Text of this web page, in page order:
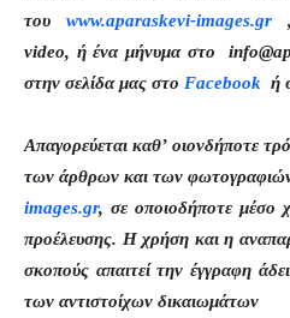
του www.aparaskevi-images.gr ,
video, ή ένα μήνυμα στο
στην σελίδα μας στο Facebook ή
Απαγορεύεται καθ’ οιονδήποτε
των άρθρων και των φωτογραφιών
images.gr, σε οποιοδήποτε μέσο
προέλευσης. Η χρήση και η
σκοπούς απαιτεί την έγγραφη
των αντιστοίχων δικαιωμάτων